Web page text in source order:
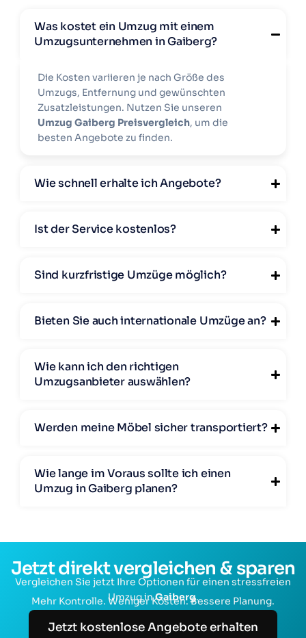
Was kostet ein Umzug mit einem
Umzugsunternehmen in Gaiberg?
Die Kosten variieren je nach Größe des
Umzugs, Entfernung und gewünschten
Zusatzleistungen. Nutzen Sie unseren
Umzug Gaiberg Preisvergleich, um die
besten Angebote zu finden.
Wie schnell erhalte ich Angebote?
Ist der Service kostenlos?
Sind kurzfristige Umzüge möglich?
Bieten Sie auch internationale Umzüge an?
Wie kann ich den richtigen
Umzugsanbieter auswählen?
Werden meine Möbel sicher transportiert?
Wie lange im Voraus sollte ich einen
Umzug in Gaiberg planen?
Jetzt direkt vergleichen & sparen
Vergleichen Sie jetzt Ihre Optionen für einen stressfreien
Umzug inGaiberg.
Mehr Kontrolle. Weniger Kosten. Bessere Planung.
Jetzt kostenlose Angebote erhalten